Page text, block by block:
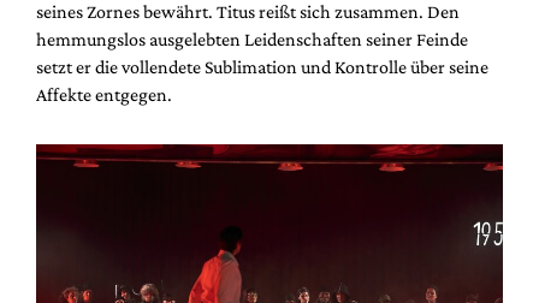
seines Zornes bewährt. Titus reißt sich zusammen. Den
hemmungslos ausgelebten Leidenschaften seiner Feinde
setzt er die vollendete Sublimation und Kontrolle über seine
Affekte entgegen.